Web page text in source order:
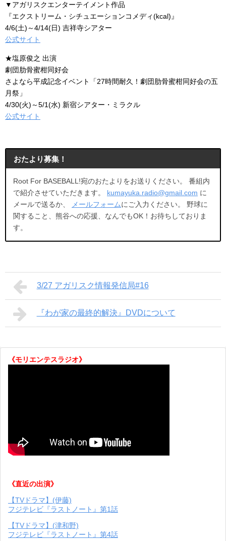
▼アガリスクエンターテイメント作品
『エクストリーム・シチュエーションコメディ(kcal)』
4/6(土)～4/14(日) 吉祥寺シアター
公式サイト
★塩原俊之 出演
劇団肋骨蜜柑同好会
さよなら平成記念イベント「27時間耐久！劇団肋骨蜜柑同好会の五
月祭」
4/30(火)～5/1(水) 新宿シアター・ミラクル
公式サイト
おたより募集！
Root For BASEBALL!宛のおたよりをお送りください。 番組内
で紹介させていただきます。 kumayuka.radio@gmail.com に
メールで送るか、
メールフォームにご入力ください。 野球に
関すること、熊谷への応援、なんでもOK！お待ちしておりま
す。
3/27 アガリスク情報発信局#16
『わが家の最終的解決』DVDについて
《モリエンテスラジオ》
《直近の出演》
【TVドラマ】(伊藤)
フジテレビ『ラストノート』第1話
【TVドラマ】(津和野)
フジテレビ『ラストノート』第4話